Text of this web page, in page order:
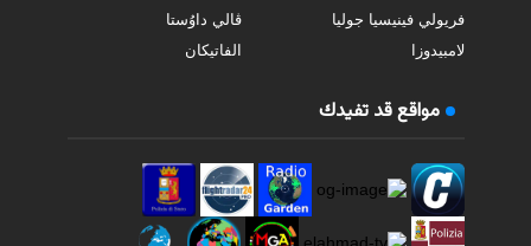
فريولي فينيسيا جوليا
ڤالي داوُستا
لامبيدوزا
الفاتيكان
مواقع قد تفيدك